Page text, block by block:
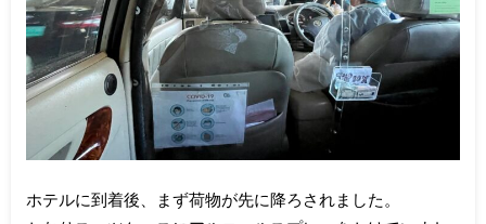
ホテルに到着後、まず荷物が先に降ろされました。